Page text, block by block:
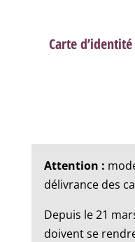
Carte
Attention :
délivrance des
Depuis le 21
doivent se